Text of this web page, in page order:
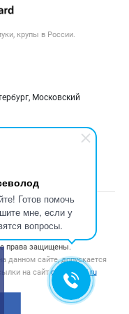
Готов помочь
мне, если у
вопросы.
крупы в России.
Московский
данных
логотипы
права защищены.
данном сайте, допускается
на сайтgrainboard.ru